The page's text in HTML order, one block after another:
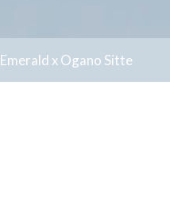
Emerald x Ogano Sitte